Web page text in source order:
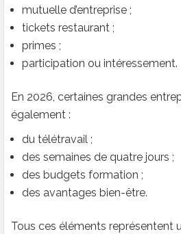
mutuelle d’entreprise ;
tickets restaurant ;
primes ;
participation ou intéressement.
En 2026, certaines grandes
également :
du télétravail ;
des semaines de quatre jours ;
des budgets formation ;
des avantages bien-être.
Tous ces éléments représentent